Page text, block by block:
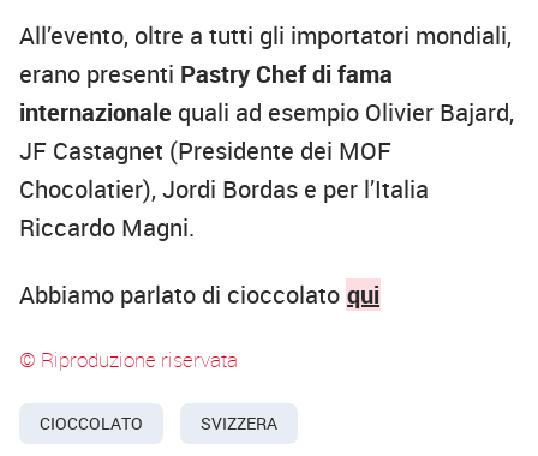
All’evento, oltre a tutti gli importatori mondiali,
erano presenti Pastry Chef di fama
internazionale quali ad esempio Olivier Bajard,
JF Castagnet (Presidente dei MOF
Chocolatier), Jordi Bordas e per l’Italia
Riccardo Magni.
Abbiamo parlato di cioccolato qui
© Riproduzione riservata
CIOCCOLATO SVIZZERA